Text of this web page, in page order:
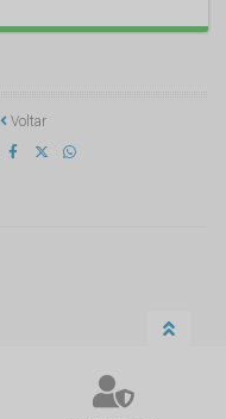
Voltar